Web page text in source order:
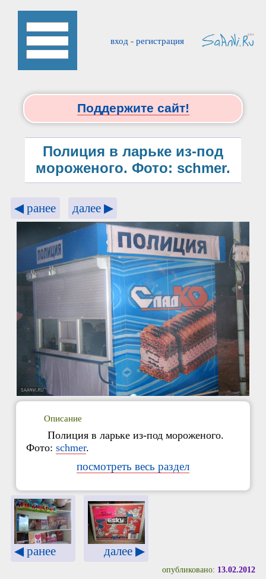
вход - регистрация
Поддержите сайт!
Полиция в ларьке из-под
мороженого. Фото: schmer.
◀ ранее далее ▶
Описание
Полиция в ларьке из-под мороженого.
Фото:schmer.
посмотреть весь раздел
◀ ранее далее ▶
опубликовано: 13.02.2012